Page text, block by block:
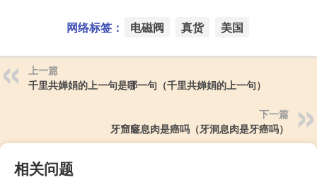
网络标签： 电磁阀 真货 美国
上一篇
千里共婵娟的上一句是哪一句（千里共婵娟的上一句）
下一篇
牙窟窿息肉是癌吗（牙洞息肉是牙癌吗）
相关问题